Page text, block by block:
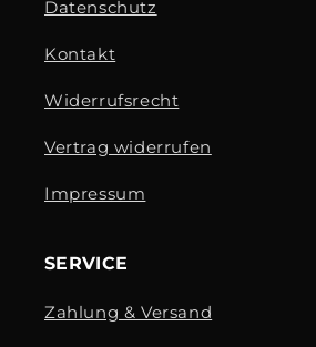
Datenschutz
Kontakt
Widerrufsrecht
Vertrag widerrufen
Impressum
SERVICE
Zahlung & Versand